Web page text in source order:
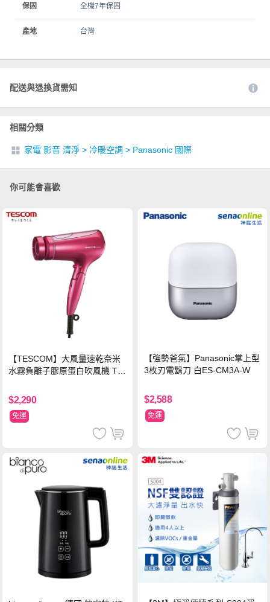
保固 全機7年保固
產地 台灣
配送與退換貨需知
相關分類
家電 影音 清淨 > 冷暖空調 > Panasonic 國際
你可能會喜歡
【TESCOM】大風量速乾奈米
水霧負離子膠原蛋白吹風機 TC
W
$2,290
免運
【強勢爸氣】Panasonic掌上型
3枚刃電鬍刀 白ES-CM3A-W
$2,588
免運